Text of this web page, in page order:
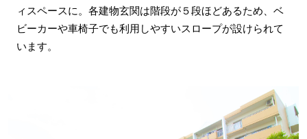
ィスペースに。各建物玄関は階段が５段ほどあるため、ベ
ビーカーや車椅子でも利用しやすいスロープが設けられて
います。